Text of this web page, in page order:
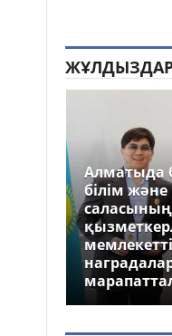
Алматыда
білім
саласының